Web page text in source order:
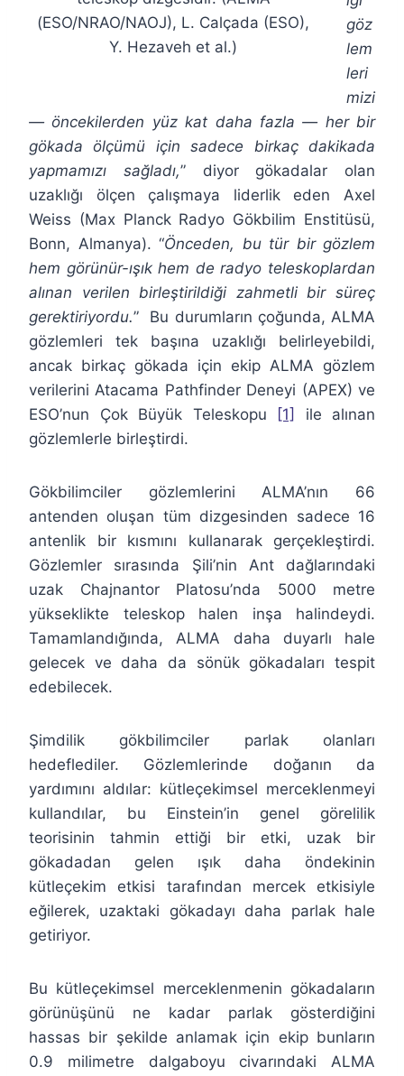
(ESO/NRAO/NAOJ), L. Calçada (ESO),
Y. Hezaveh et al.)
göz
lem
leri
mizi
— öncekilerden yüz kat daha fazla — her bir
gökada ölçümü için sadece birkaç dakikada
yapmamızı sağladı,” diyor gökadalar olan
uzaklığı ölçen çalışmaya liderlik eden Axel
Weiss (Max Planck Radyo Gökbilim Enstitüsü,
Bonn, Almanya). “Önceden, bu tür bir gözlem
hem görünür-ışık hem de radyo teleskoplardan
alınan verilen birleştirildiği zahmetli bir süreç
gerektiriyordu.” Bu durumların çoğunda, ALMA
gözlemleri tek başına uzaklığı belirleyebildi,
ancak birkaç gökada için ekip ALMA gözlem
verilerini Atacama Pathfinder Deneyi (APEX) ve
ESO’nun Çok Büyük Teleskopu
[1]
ile alınan
gözlemlerle birleştirdi.
Gökbilimciler gözlemlerini ALMA’nın 66
antenden oluşan tüm dizgesinden sadece 16
antenlik bir kısmını kullanarak gerçekleştirdi.
Gözlemler sırasında Şili’nin Ant dağlarındaki
uzak Chajnantor Platosu’nda 5000 metre
yükseklikte teleskop halen inşa halindeydi.
Tamamlandığında, ALMA daha duyarlı hale
gelecek ve daha da sönük gökadaları tespit
edebilecek.
Şimdilik gökbilimciler parlak olanları
hedeflediler. Gözlemlerinde doğanın da
yardımını aldılar: kütleçekimsel merceklenmeyi
kullandılar, bu Einstein’in genel görelilik
teorisinin tahmin ettiği bir etki, uzak bir
gökadadan gelen ışık daha öndekinin
kütleçekim etkisi tarafından mercek etkisiyle
eğilerek, uzaktaki gökadayı daha parlak hale
getiriyor.
Bu kütleçekimsel merceklenmenin gökadaların
görünüşünü ne kadar parlak gösterdiğini
hassas bir şekilde anlamak için ekip bunların
0.9 milimetre dalgaboyu civarındaki ALMA